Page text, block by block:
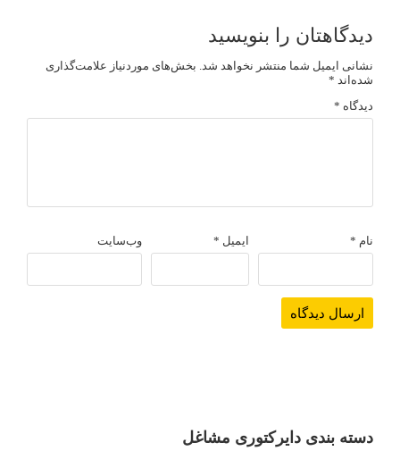
دیدگاهتان را بنویسید
نشانی ایمیل شما منتشر نخواهد شد. بخش‌های موردنیاز علامت‌گذاری
شده‌اند *
دیدگاه *
نام * ایمیل * وب‌سایت
دسته بندی دایرکتوری مشاغل